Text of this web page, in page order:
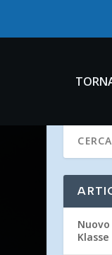
Klasse